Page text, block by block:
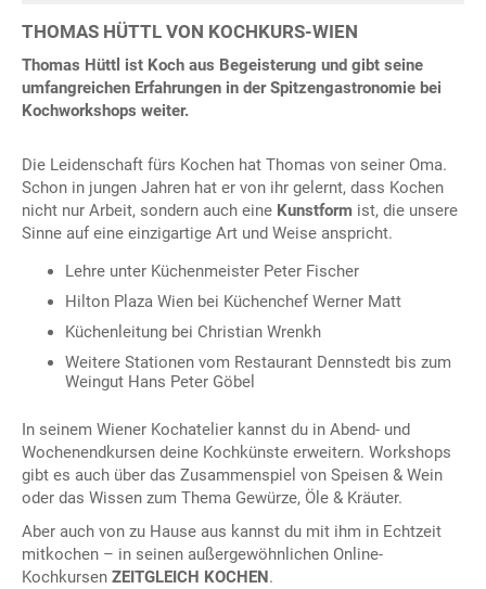
THOMAS HÜTTL VON KOCHKURS-WIEN
Thomas Hüttl ist Koch aus Begeisterung und gibt seine
umfangreichen Erfahrungen in der Spitzengastronomie bei
Kochworkshops weiter.
Die Leidenschaft fürs Kochen hat Thomas von seiner Oma.
Schon in jungen Jahren hat er von ihr gelernt, dass Kochen
nicht nur Arbeit, sondern auch eine Kunstform ist, die unsere
Sinne auf eine einzigartige Art und Weise anspricht.
Lehre unter Küchenmeister Peter Fischer
Hilton Plaza Wien bei Küchenchef Werner Matt
Küchenleitung bei Christian Wrenkh
Weitere Stationen vom Restaurant Dennstedt bis zum
Weingut Hans Peter Göbel
In seinem Wiener Kochatelier kannst du in Abend- und
Wochenendkursen deine Kochkünste erweitern. Workshops
gibt es auch über das Zusammenspiel von Speisen & Wein
oder das Wissen zum Thema Gewürze, Öle & Kräuter.
Aber auch von zu Hause aus kannst du mit ihm in Echtzeit
mitkochen – in seinen außergewöhnlichen Online-
Kochkursen ZEITGLEICH KOCHEN .